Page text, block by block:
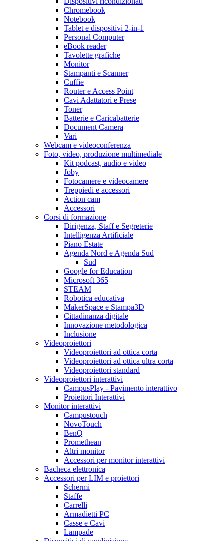
Chromebook
Notebook
Tablet e dispositivi 2-in-1
Personal Computer
eBook reader
Tavolette grafiche
Monitor
Stampanti e Scanner
Cuffie
Router e Access Point
Cavi Adattatori e Prese
Toner
Batterie e Caricabatterie
Document Camera
Vari
Webcam e videoconferenza
Foto, video, produzione multimediale
Kit podcast, audio e video
Joby
Fotocamere e videocamere
Treppiedi e accessori
Action cam
Accessori
Corsi di formazione
Dirigenza, Staff e Segreterie
Intelligenza Artificiale
Piano Estate
Agenda Nord e Agenda Sud
Sud
Google for Education
Microsoft 365
STEAM
Robotica educativa
MakerSpace e Stampa3D
Cittadinanza digitale
Innovazione metodologica
Inclusione
Videoproiettori
Videoproiettori ad ottica corta
Videoproiettori ad ottica ultra corta
Videoproiettori standard
Videoproiettori interattivi
CampusPlay - Pavimento interattivo
Proiettori Interattivi
Monitor interattivi
Campustouch
NovoTouch
BenQ
Promethean
Altri monitor
Accessori per monitor interattivi
Bacheca elettronica
Accessori per LIM e proiettori
Schermi
Staffe
Carrelli
Armadietti PC
Casse e Cavi
Lampade